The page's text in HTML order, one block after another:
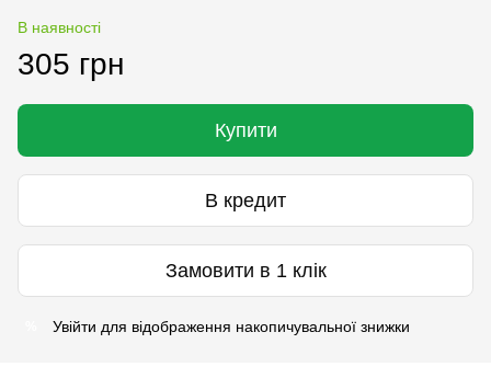
В наявності
305 грн
Купити
В кредит
Замовити в 1 клік
Увійти для відображення накопичувальної знижки